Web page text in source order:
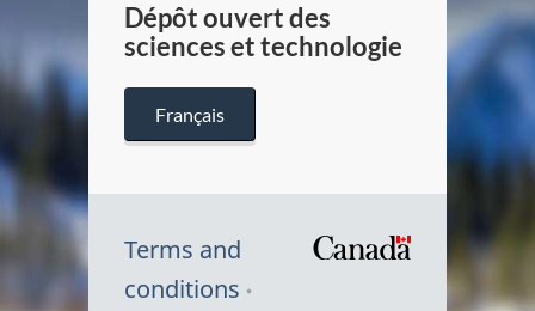
Dépôt ouvert des
sciences et technologie
Français
Terms and
conditions
Symbole